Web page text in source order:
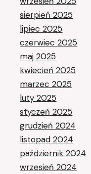
sierpień 2025
lipiec 2025
czerwiec 2025
maj 2025
kwiecień 2025
marzec 2025
luty 2025
styczeń 2025
grudzień 2024
listopad 2024
październik 2024
wrzesień 2024